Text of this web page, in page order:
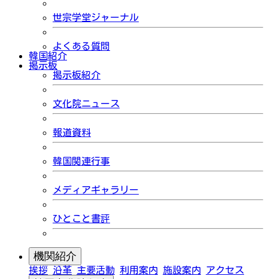
世宗学堂ジャーナル
よくある質問
韓国紹介
掲示板
掲示板紹介
文化院ニュース
報道資料
韓国関連行事
メディアギャラリー
ひとこと書評
機関紹介
挨拶 沿革 主要活動 利用案内 施設案内 アクセス